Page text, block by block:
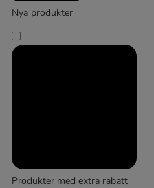
Stor 26 - 44 kg
Extra stor över 45 kg
Nya produkter
Produkter med extra rabatt